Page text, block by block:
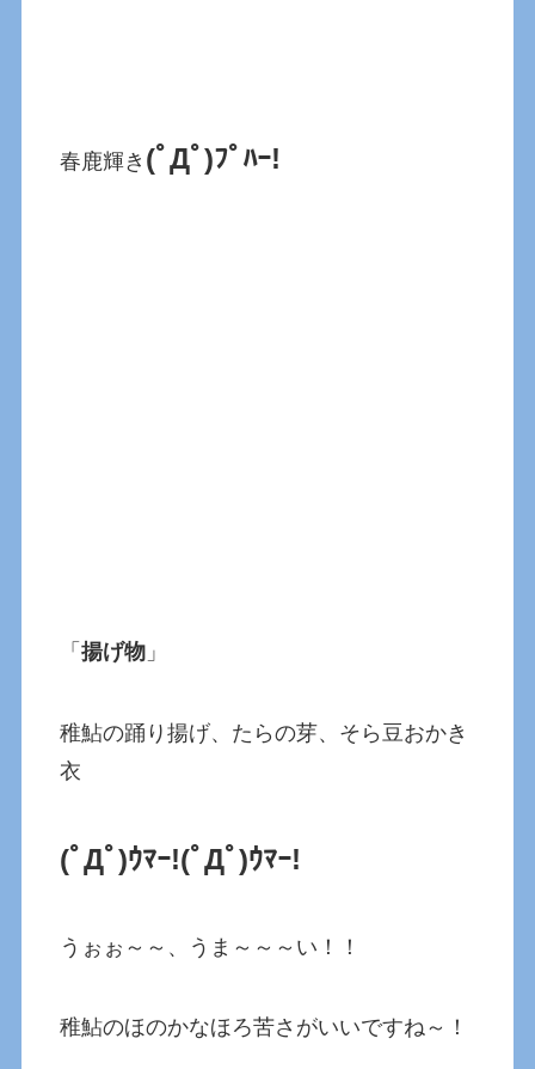
春鹿輝き (ﾟДﾟ)ﾌﾟﾊｰ!
「揚げ物 」
稚鮎の踊り揚げ、たらの芽、そら豆おかき
衣
(ﾟДﾟ)ｳﾏｰ!(ﾟДﾟ)ｳﾏｰ!
うぉぉ～～、うま～～～い！！
稚鮎のほのかなほろ苦さがいいですね～！